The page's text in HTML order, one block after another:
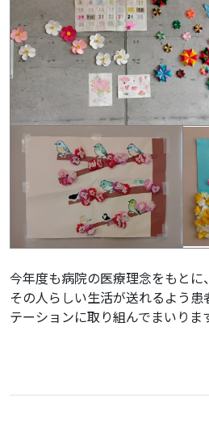
今年度も病院の医療理念をもとに
その人らしい生活が送れるよう患
テーションに取り組んでまいりま